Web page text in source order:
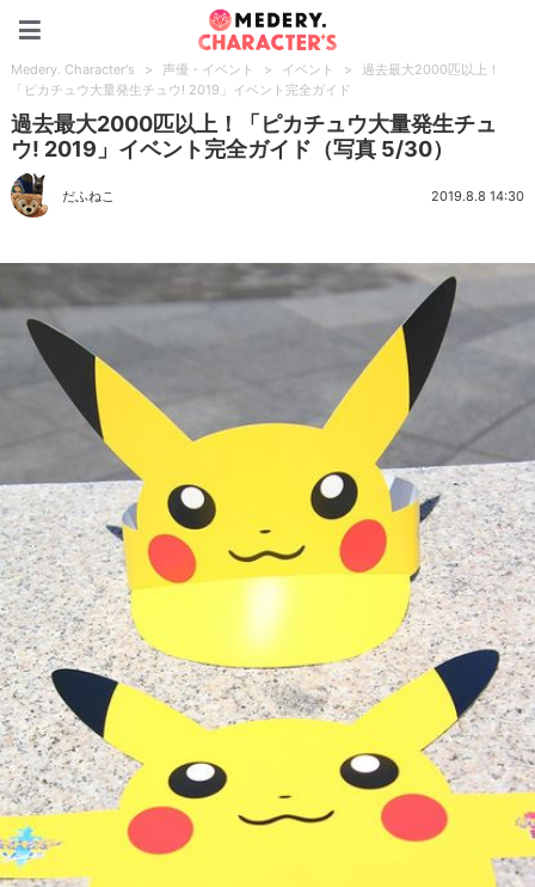
Medery. Character's > 声優・イベント > イベント >
過去最大2000匹以上！
「ピカチュウ大量発生チュウ! 2019」イベント完全ガイド
過去最大2000匹以上！「ピカチュウ大量発生チュ
ウ! 2019」イベント完全ガイド（写真 5/30）
だふねこ 2019.8.8 14:30